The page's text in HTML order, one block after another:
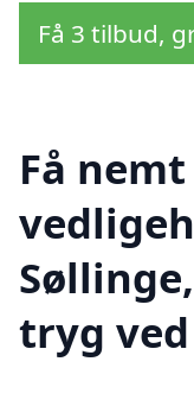
Få 3 tilbud,
Få
tryg ved